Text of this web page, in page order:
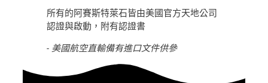
所有的阿賽斯特萊石皆由美國官方天地公司
認證與啟動，附有認證書
- 美國航空直輸備有進口文件供參